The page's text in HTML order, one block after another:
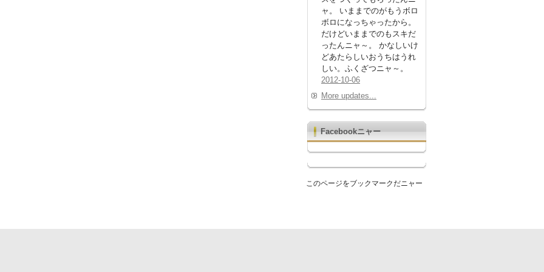
ャ。 いままでのがもうボロ
ボロになっちゃったから。
だけどいままでのもスキだ
ったんニャ～。 かなしいけ
どあたらしいおうちはうれ
しい。ふくざつニャ～。
2012-10-06
More updates...
Facebookニャー
このページをブックマークだニャー